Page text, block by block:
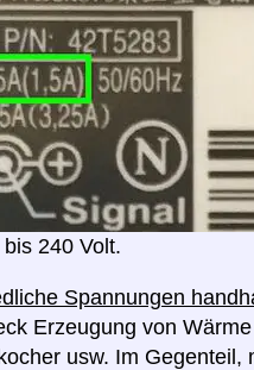
240 Volt.
Spannungen
Erzeugung von
usw. Im Gegenteil,